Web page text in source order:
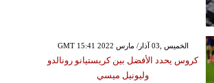
GMT 15:41 2022 الخميس ,03 آذار/ مارس
كروس يحدد الأفضل بين كريستيانو رونالدو
وليونيل ميسي